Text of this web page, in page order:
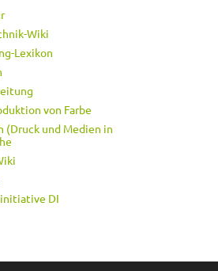
Wiki
Lexikon
von Farbe
(Druck und Medien in
DI